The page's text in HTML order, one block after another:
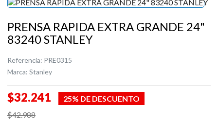
PRENSA RAPIDA EXTRA GRANDE 24"
83240 STANLEY
Referencia: PRE0315
Marca: Stanley
$32.241
25% DE DESCUENTO
$42.988